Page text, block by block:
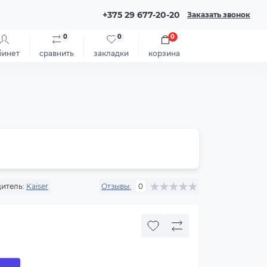
+375 29 677-20-20 Заказать звонок
сравнить
0
закладки
0
корзина
0
Kaiser Отзывы: 0